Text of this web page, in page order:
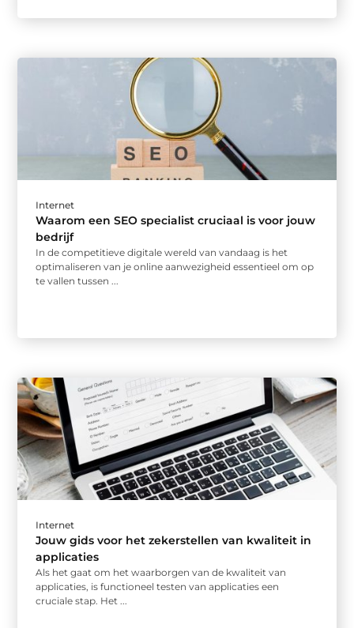
Internet
Waarom een SEO specialist cruciaal is voor jouw
bedrijf
In de competitieve digitale wereld van vandaag is het
optimaliseren van je online aanwezigheid essentieel om op
te vallen tussen ...
Internet
Jouw gids voor het zekerstellen van kwaliteit in
applicaties
Als het gaat om het waarborgen van de kwaliteit van
applicaties, is functioneel testen van applicaties een
cruciale stap. Het ...